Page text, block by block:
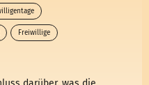
Freiwillige